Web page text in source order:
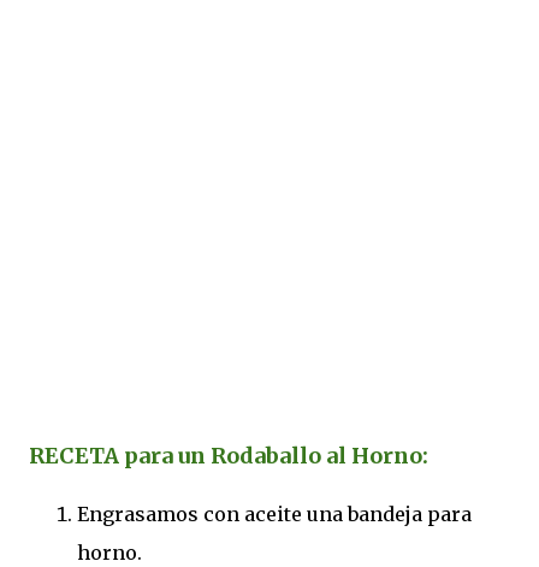
RECETA para un Rodaballo al Horno:
Engrasamos con aceite una bandeja para
horno.